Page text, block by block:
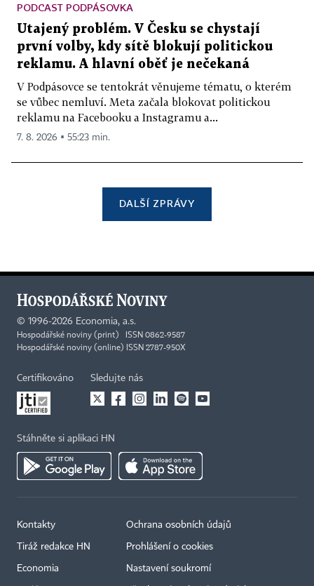
PODCAST PODPÁSOVKA
Utajený problém. V Česku se chystají
první volby, kdy sítě blokují politickou
reklamu. A hlavní oběť je nečekaná
V Podpásovce se tentokrát věnujeme tématu, o kterém
se vůbec nemluví. Meta začala blokovat politickou
reklamu na Facebooku a Instagramu a...
7. 8. 2026 ▪ 55:23 min.
DALŠÍ ZPRÁVY
© 1996-2026 Economia, a.s.
Hospodářské noviny (print) ISSN 0862-9587
Hospodářské noviny (online) ISSN 2787-950X
Certifikováno Sledujte nás
Stáhněte si aplikaci HN
Kontakty
Tiráž redakce HN
Economia
Ochrana osobních údajů
Prohlášení o cookies
Nastavení soukromí